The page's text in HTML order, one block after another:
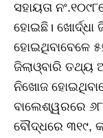
ସହାୟତା
ହୋଇଛି। ଖୋର୍ଦ୍ଧା
ହୋଇଥିବାବେଳେ
ଜିଲାଓ୍ବାରି ତଥ୍ୟ
ନିଖୋଜ
ବାଲେଶ୍ୱରରେ
ବୌଦ୍ଧରେ ୩୧୯,